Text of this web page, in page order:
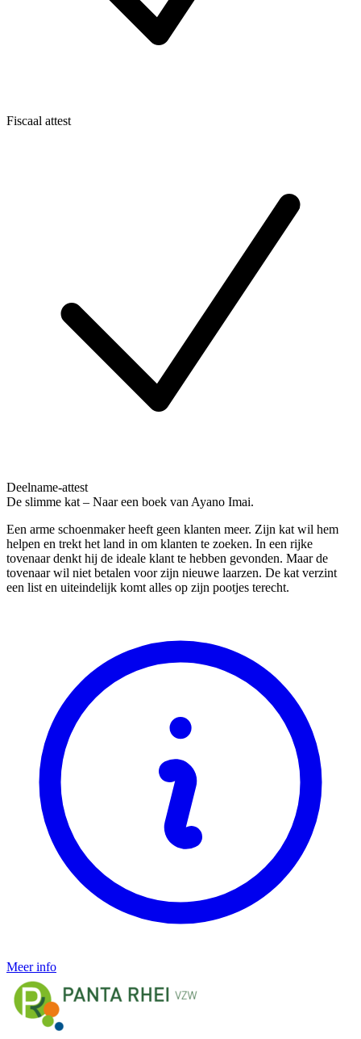
Fiscaal attest
Deelname-attest
De slimme kat – Naar een boek van Ayano Imai.
Een arme schoenmaker heeft geen klanten meer. Zijn kat wil hem
helpen en trekt het land in om klanten te zoeken. In een rijke
tovenaar denkt hij de ideale klant te hebben gevonden. Maar de
tovenaar wil niet betalen voor zijn nieuwe laarzen. De kat verzint
een list en uiteindelijk komt alles op zijn pootjes terecht.
Meer info